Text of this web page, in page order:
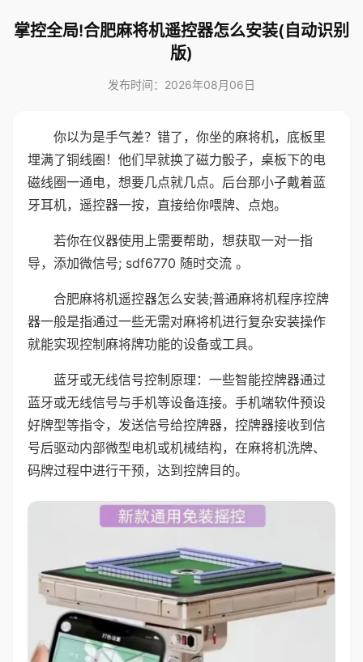
掌控全局!合肥麻将机遥控器怎么安装(自动识别
版)
发布时间：2026年08月06日
你以为是手气差？错了，你坐的麻将机，底板里
埋满了铜线圈！他们早就换了磁力骰子，桌板下的电
磁线圈一通电，想要几点就几点。后台那小子戴着蓝
牙耳机，遥控器一按，直接给你喂牌、点炮。
若你在仪器使用上需要帮助，想获取一对一指
导，添加微信号; sdf6770 随时交流 。
合肥麻将机遥控器怎么安装;普通麻将机程序控牌
器一般是指通过一些无需对麻将机进行复杂安装操作
就能实现控制麻将牌功能的设备或工具。
蓝牙或无线信号控制原理：一些智能控牌器通过
蓝牙或无线信号与手机等设备连接。手机端软件预设
好牌型等指令，发送信号给控牌器，控牌器接收到信
号后驱动内部微型电机或机械结构，在麻将机洗牌、
码牌过程中进行干预，达到控牌目的。